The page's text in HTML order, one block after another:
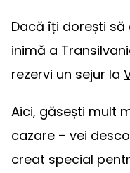
Dacă îți dorești
inimă a
rezervi un sejur la
Aici, găsești mult
cazare – vei
creat special